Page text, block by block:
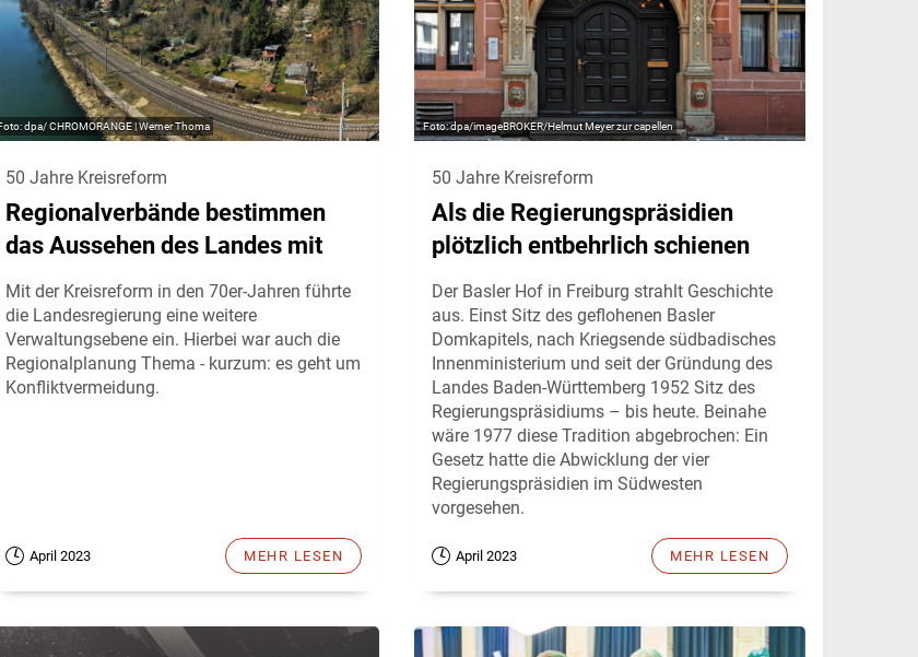
dpa/ CHROMORANGE | Werner Thoma
50 Jahre Kreisreform
Regionalverbände bestimmen
das Aussehen des Landes mit
Mit der Kreisreform in den 70er-Jahren führte
die Landesregierung eine weitere
Verwaltungsebene ein. Hierbei war auch die
Regionalplanung Thema - kurzum: es geht um
Konfliktvermeidung.
April 2023 MEHR LESEN
dpa/imageBROKER/Helmut Meyer zur capellen
50 Jahre Kreisreform
Als die Regierungspräsidien
plötzlich entbehrlich schienen
Der Basler Hof in Freiburg strahlt Geschichte
aus. Einst Sitz des geflohenen Basler
Domkapitels, nach Kriegsende südbadisches
Innenministerium und seit der Gründung des
Landes Baden-Württemberg 1952 Sitz des
Regierungspräsidiums – bis heute. Beinahe
wäre 1977 diese Tradition abgebrochen: Ein
Gesetz hatte die Abwicklung der vier
Regierungspräsidien im Südwesten
vorgesehen.
April 2023 MEHR LESEN